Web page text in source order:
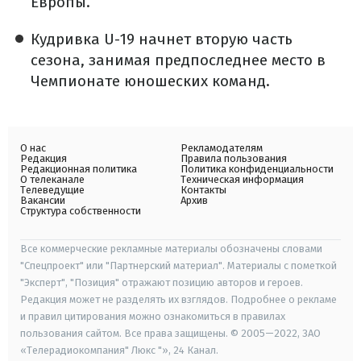
Кудривка U-19 начнет вторую часть
сезона, занимая предпоследнее место в
Чемпионате юношеских команд.
О нас
Редакция
Редакционная политика
О телеканале
Телеведущие
Вакансии
Структура собственности
Рекламодателям
Правила пользования
Политика конфиденциальности
Техническая информация
Контакты
Архив
Все коммерческие рекламные материалы обозначены словами
"Спецпроект" или "Партнерский материал". Материалы с пометкой
"Эксперт", "Позиция" отражают позицию авторов и героев.
Редакция может не разделять их взглядов. Подробнее о рекламе
и правил цитирования можно ознакомиться в правилах
пользования сайтом. Все права защищены. © 2005—2022, ЗАО
«Телерадиокомпания" Люкс "», 24 Канал.